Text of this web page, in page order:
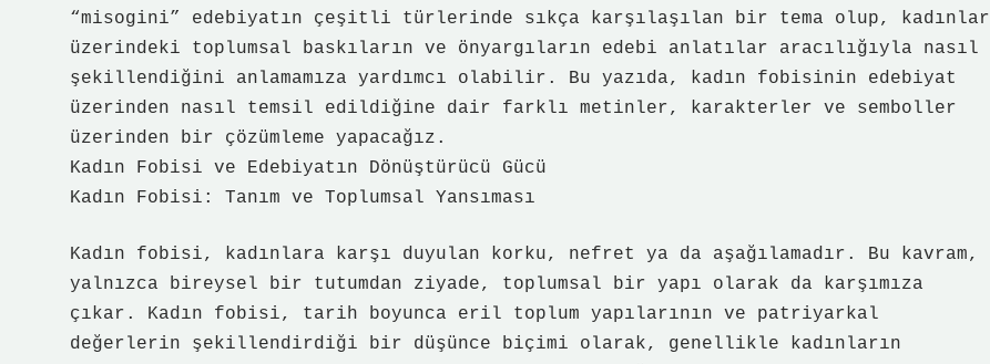
“misogini” edebiyatın çeşitli türlerinde sıkça karşılaşılan bir tema olup, kadınlar
üzerindeki toplumsal baskıların ve önyargıların edebi anlatılar aracılığıyla nasıl
şekillendiğini anlamamıza yardımcı olabilir. Bu yazıda, kadın fobisinin edebiyat
üzerinden nasıl temsil edildiğine dair farklı metinler, karakterler ve semboller
üzerinden bir çözümleme yapacağız.
Kadın Fobisi ve Edebiyatın Dönüştürücü Gücü
Kadın Fobisi: Tanım ve Toplumsal Yansıması
Kadın fobisi, kadınlara karşı duyulan korku, nefret ya da aşağılamadır. Bu kavram,
yalnızca bireysel bir tutumdan ziyade, toplumsal bir yapı olarak da karşımıza
çıkar. Kadın fobisi, tarih boyunca eril toplum yapılarının ve patriyarkal
değerlerin şekillendirdiği bir düşünce biçimi olarak, genellikle kadınların